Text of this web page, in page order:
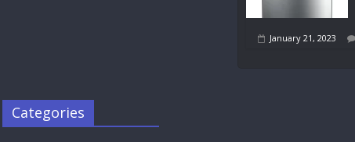
January 21, 2023
Categories